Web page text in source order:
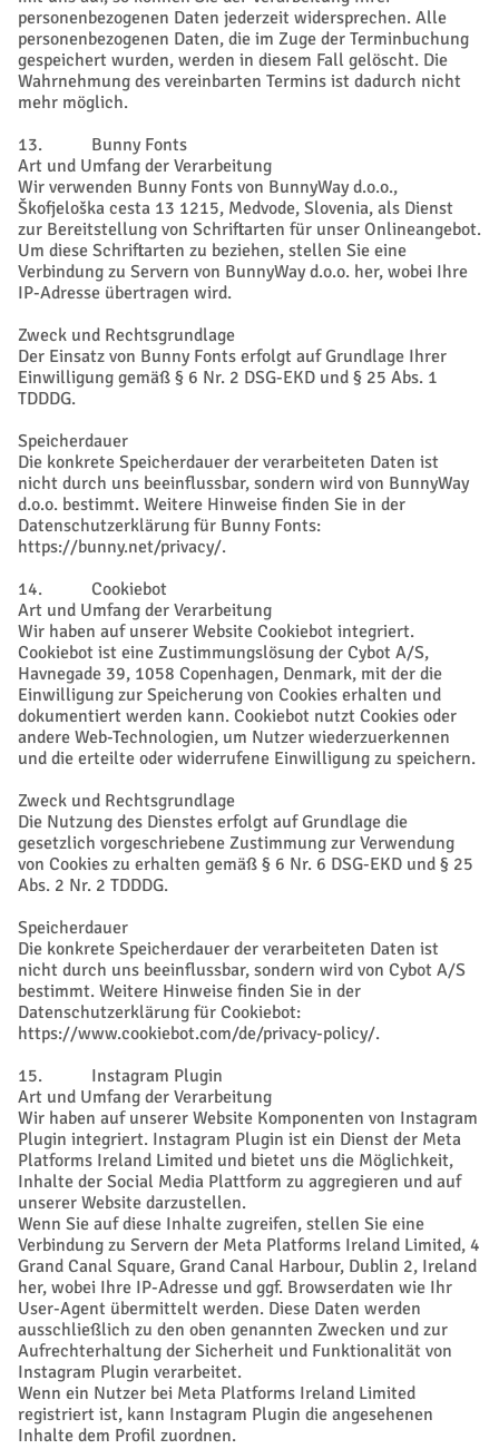
personenbezogenen Daten jederzeit widersprechen. Alle
personenbezogenen Daten, die im Zuge der Terminbuchung
gespeichert wurden, werden in diesem Fall gelöscht. Die
Wahrnehmung des vereinbarten Termins ist dadurch nicht
mehr möglich.
13. Bunny Fonts
Art und Umfang der Verarbeitung
Wir verwenden Bunny Fonts von BunnyWay d.o.o.,
Škofjeloška cesta 13 1215, Medvode, Slovenia, als Dienst
zur Bereitstellung von Schriftarten für unser Onlineangebot.
Um diese Schriftarten zu beziehen, stellen Sie eine
Verbindung zu Servern von BunnyWay d.o.o. her, wobei Ihre
IP-Adresse übertragen wird.
Zweck und Rechtsgrundlage
Der Einsatz von Bunny Fonts erfolgt auf Grundlage Ihrer
Einwilligung gemäß § 6 Nr. 2 DSG-EKD und § 25 Abs. 1
TDDDG.
Speicherdauer
Die konkrete Speicherdauer der verarbeiteten Daten ist
nicht durch uns beeinflussbar, sondern wird von BunnyWay
d.o.o. bestimmt. Weitere Hinweise finden Sie in der
Datenschutzerklärung für Bunny Fonts:
https://bunny.net/privacy/.
14. Cookiebot
Art und Umfang der Verarbeitung
Wir haben auf unserer Website Cookiebot integriert.
Cookiebot ist eine Zustimmungslösung der Cybot A/S,
Havnegade 39, 1058 Copenhagen, Denmark, mit der die
Einwilligung zur Speicherung von Cookies erhalten und
dokumentiert werden kann. Cookiebot nutzt Cookies oder
andere Web-Technologien, um Nutzer wiederzuerkennen
und die erteilte oder widerrufene Einwilligung zu speichern.
Zweck und Rechtsgrundlage
Die Nutzung des Dienstes erfolgt auf Grundlage die
gesetzlich vorgeschriebene Zustimmung zur Verwendung
von Cookies zu erhalten gemäß § 6 Nr. 6 DSG-EKD und § 25
Abs. 2 Nr. 2 TDDDG.
Speicherdauer
Die konkrete Speicherdauer der verarbeiteten Daten ist
nicht durch uns beeinflussbar, sondern wird von Cybot A/S
bestimmt. Weitere Hinweise finden Sie in der
Datenschutzerklärung für Cookiebot:
https://www.cookiebot.com/de/privacy-policy/.
15. Instagram Plugin
Art und Umfang der Verarbeitung
Wir haben auf unserer Website Komponenten von Instagram
Plugin integriert. Instagram Plugin ist ein Dienst der Meta
Platforms Ireland Limited und bietet uns die Möglichkeit,
Inhalte der Social Media Plattform zu aggregieren und auf
unserer Website darzustellen.
Wenn Sie auf diese Inhalte zugreifen, stellen Sie eine
Verbindung zu Servern der Meta Platforms Ireland Limited, 4
Grand Canal Square, Grand Canal Harbour, Dublin 2, Ireland
her, wobei Ihre IP-Adresse und ggf. Browserdaten wie Ihr
User-Agent übermittelt werden. Diese Daten werden
ausschließlich zu den oben genannten Zwecken und zur
Aufrechterhaltung der Sicherheit und Funktionalität von
Instagram Plugin verarbeitet.
Wenn ein Nutzer bei Meta Platforms Ireland Limited
registriert ist, kann Instagram Plugin die angesehenen
Inhalte dem Profil zuordnen.